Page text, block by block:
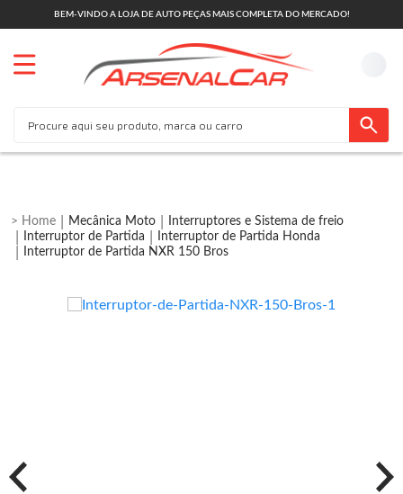
BEM-VINDO A LOJA DE AUTO PEÇAS MAIS COMPLETA DO MERCADO!
Mecânica Moto
Interruptores e Sistema de freio
Interruptor de Partida
Interruptor de Partida Honda
Interruptor de Partida NXR 150 Bros